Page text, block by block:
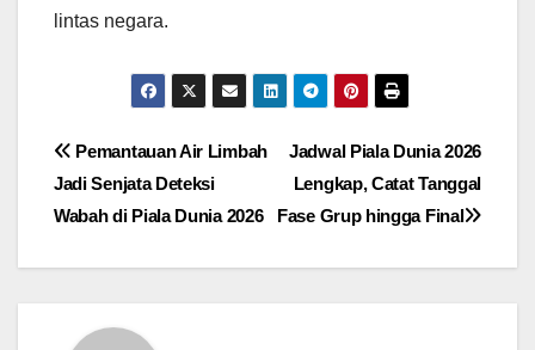
lintas negara.
Navigasi
pos
Jadwal Piala Dunia 2026
Lengkap, Catat Tanggal
Fase Grup hingga Final
Pemantauan Air Limbah
Jadi Senjata Deteksi
Wabah di Piala Dunia 2026